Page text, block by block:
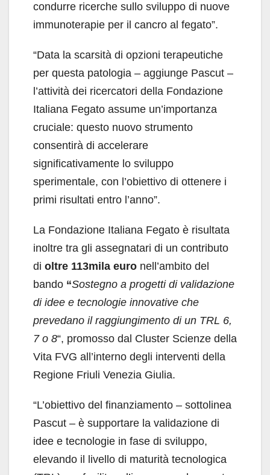
condurre ricerche sullo sviluppo di nuove
immunoterapie per il cancro al fegato”.
“Data la scarsità di opzioni terapeutiche
per questa patologia – aggiunge Pascut –
l’attività dei ricercatori della Fondazione
Italiana Fegato assume un’importanza
cruciale: questo nuovo strumento
consentirà di accelerare
significativamente lo sviluppo
sperimentale, con l’obiettivo di ottenere i
primi risultati entro l’anno”.
La Fondazione Italiana Fegato è risultata
inoltre tra gli assegnatari di un contributo
di oltre 113mila euro nell’ambito del
bando “Sostegno a progetti di validazione
di idee e tecnologie innovative che
prevedano il raggiungimento di un TRL 6,
7 o 8“, promosso dal Cluster Scienze della
Vita FVG all’interno degli interventi della
Regione Friuli Venezia Giulia.
“L’obiettivo del finanziamento – sottolinea
Pascut – è supportare la validazione di
idee e tecnologie in fase di sviluppo,
elevando il livello di maturità tecnologica